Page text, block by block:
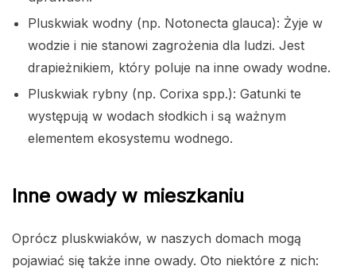
Pluskwiak wodny (np. Notonecta glauca): Żyje w
wodzie i nie stanowi zagrożenia dla ludzi. Jest
drapieżnikiem, który poluje na inne owady wodne.
Pluskwiak rybny (np. Corixa spp.): Gatunki te
występują w wodach słodkich i są ważnym
elementem ekosystemu wodnego.
Inne owady w mieszkaniu
Oprócz pluskwiaków, w naszych domach mogą
pojawiać się także inne owady. Oto niektóre z nich: